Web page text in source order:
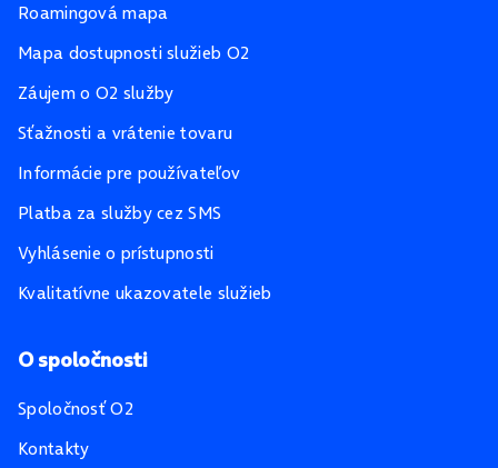
Roamingová mapa
Mapa dostupnosti služieb O2
Záujem o O2 služby
Sťažnosti a vrátenie tovaru
Informácie pre používateľov
Platba za služby cez SMS
Vyhlásenie o prístupnosti
Kvalitatívne ukazovatele služieb
O spoločnosti
Spoločnosť O2
Kontakty